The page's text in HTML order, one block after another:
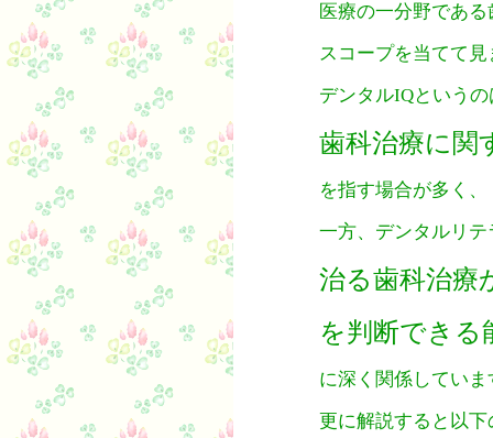
医療の一分野であ
スコープを当てて
デンタルIQという
歯科治療に関
を指す場合が多く、
一方、デンタルリテ
治る歯科治療
を判断できる
に深く関係していま
更に解説すると以